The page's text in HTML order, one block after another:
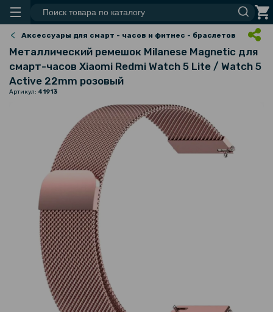
Аксессуары для смарт - часов и фитнес - браслетов
Металлический ремешок Milanese Magnetic для
смарт-часов Xiaomi Redmi Watch 5 Lite / Watch 5
Active 22mm розовый
Артикул: 41913